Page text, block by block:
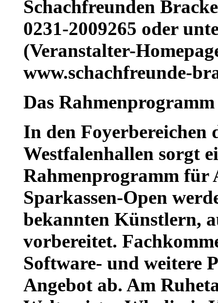
Schachfreunden
0231-2009265 oder
(Veranstalter-
www.schachfreunde-
Das Rahmenprogramm
In den Foyerbereichen
Westfalenhallen sorgt
Rahmenprogramm für
Sparkassen-Open
bekannten Künstlern,
vorbereitet.
Software- und weitere
Angebot ab. Am